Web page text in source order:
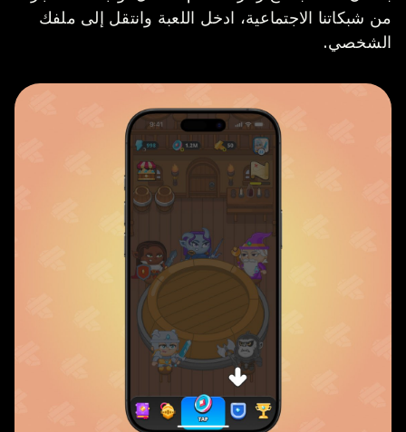
من شبكاتنا الاجتماعية، ادخل اللعبة وانتقل إلى ملفك
الشخصي.